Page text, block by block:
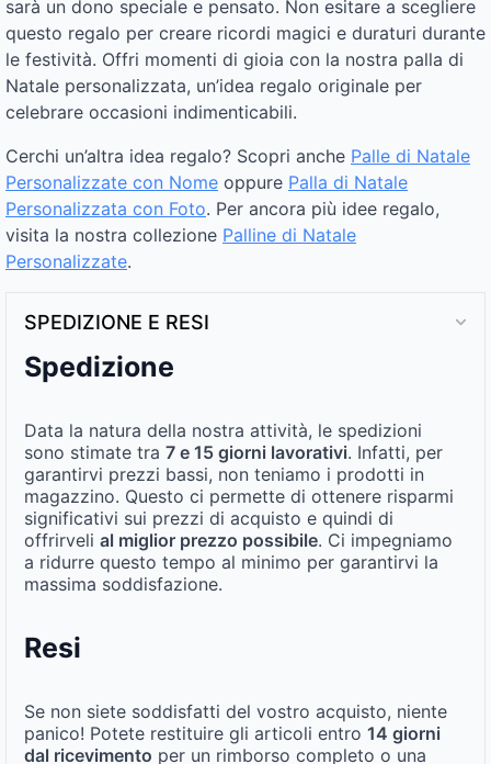
sarà un dono speciale e pensato. Non esitare a scegliere
questo regalo per creare ricordi magici e duraturi durante
le festività. Offri momenti di gioia con la nostra palla di
Natale personalizzata, un’idea regalo originale per
celebrare occasioni indimenticabili.
Cerchi un’altra idea regalo? Scopri anche Palle di Natale
Personalizzate con Nome oppure Palla di Natale
Personalizzata con Foto. Per ancora più idee regalo,
visita la nostra collezione Palline di Natale
Personalizzate.
SPEDIZIONE E RESI
Spedizione
Data la natura della nostra attività, le spedizioni
sono stimate tra 7 e 15 giorni lavorativi. Infatti, per
garantirvi prezzi bassi, non teniamo i prodotti in
magazzino. Questo ci permette di ottenere risparmi
significativi sui prezzi di acquisto e quindi di
offrirveli al miglior prezzo possibile. Ci impegniamo
a ridurre questo tempo al minimo per garantirvi la
massima soddisfazione.
Resi
Se non siete soddisfatti del vostro acquisto, niente
panico! Potete restituire gli articoli entro 14 giorni
dal ricevimento per un rimborso completo o una